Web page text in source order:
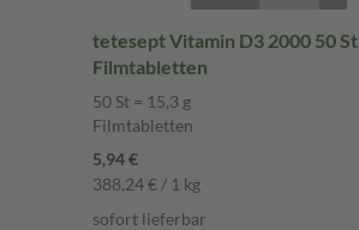
tetesept Vitamin D3 2000 50 St
Filmtabletten
50 St = 15,3 g
Filmtabletten
5,94 €
388,24 € / 1 kg
sofort lieferbar